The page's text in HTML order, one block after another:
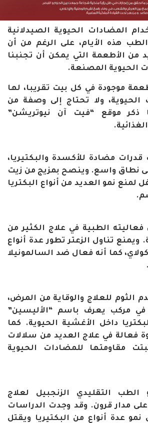
المضادات الحيوية الصيدلانية
هذه الأيام، على الرغم من أن
من الأطعمة التي يمكن أن تجنبنا
الحيوية المصنعة.
موجودة في كل بيت تقريبا، لها
ولا تحتاج إلى وصفة من
ذكر موقع “فيت آن نيوتريشن”
مضادة للأكسدة والبكتيريا،
نطاق واسع. وينصح بمزيج من زيت
لمنع نمو العديد من أنواع البكتريا
فعاليته الطبية في علاج الكثير من
ويمنع تناول الزعتر تطور عدة أنواع
كما أنه فعال ضد السالمونيلا
الثوم للعلاج والوقاية من المرض،
في مركب يعرف باسم “الأليسين”
داخل الأغشية الحيوية. كما
فعالة في علاج العديد من سلالات
مقاومتها للمضادات الحيوية
التقليدي الزنجبيل لعلاج
مدار قرون. وقد وجدت الدراسات
نمو عدة أنواع من البكتيريا ويقتل